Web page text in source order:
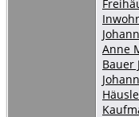
Anne
Bauer